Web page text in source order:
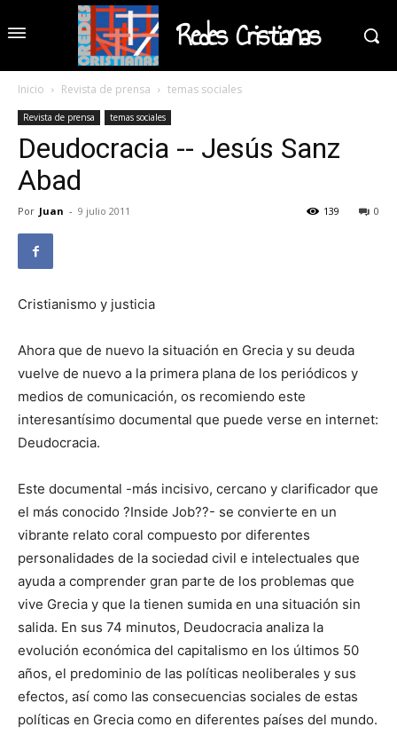
Redes Cristianas
Inicio Revista de prensa temas sociales
Revista de prensa temas sociales
Deudocracia -- Jesús Sanz
Abad
Por Juan - 9 julio 2011 0
139
Cristianismo y justicia
Ahora que de nuevo la situación en Grecia y su deuda
vuelve de nuevo a la primera plana de los periódicos y
medios de comunicación, os recomiendo este
interesantísimo documental que puede verse en internet:
Deudocracia.
Este documental -más incisivo, cercano y clarificador que
el más conocido ?Inside Job??- se convierte en un
vibrante relato coral compuesto por diferentes
personalidades de la sociedad civil e intelectuales que
ayuda a comprender gran parte de los problemas que
vive Grecia y que la tienen sumida en una situación sin
salida. En sus 74 minutos, Deudocracia analiza la
evolución económica del capitalismo en los últimos 50
años, el predominio de las políticas neoliberales y sus
efectos, así como las consecuencias sociales de estas
políticas en Grecia como en diferentes países del mundo.